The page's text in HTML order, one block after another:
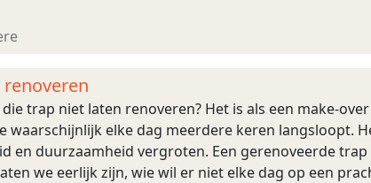
trap niet laten renoveren? Het is als een make-
waarschijnlijk elke dag meerdere keren langsloopt.
en duurzaamheid vergroten. Een gerenoveerde
we eerlijk zijn, wie wil er niet elke dag op een